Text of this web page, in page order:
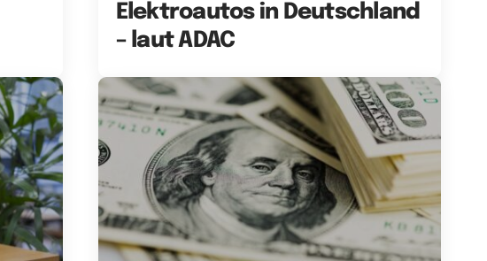
Elektroautos in Deutschland
– laut ADAC